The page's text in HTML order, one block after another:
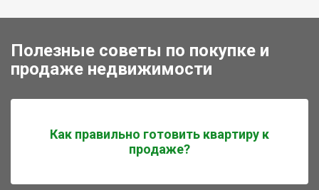
Полезные советы по покупке и
продаже недвижимости
Как правильно готовить квартиру к
продаже?